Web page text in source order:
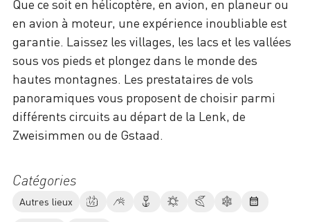
Catégories
Autres lieux
Que ce soit en hélicoptère, en avion, en planeur ou
en avion à moteur, une expérience inoubliable est
garantie. Laissez les villages, les lacs et les vallées
sous vos pieds et plongez dans le monde des
hautes montagnes. Les prestataires de vols
panoramiques vous proposent de choisir parmi
différents circuits au départ de la Lenk, de
Zweisimmen ou de Gstaad.